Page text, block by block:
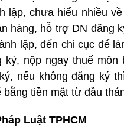
lập, chưa hiểu nhiều
hàng, hỗ trợ DN đăng
lập, đến chi cục để
ký, nộp ngay thuế
nếu không đăng ký
bằng tiền mặt từ đầu
Luật TPHCM